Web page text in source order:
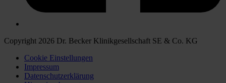
Copyright 2026 Dr. Becker Klinikgesellschaft SE & Co. KG
Cookie Einstellungen
Impressum
Datenschutzerklärung